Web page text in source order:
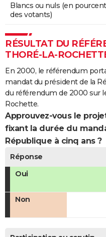
Blancs ou nuls (en
des votants)
RÉSULTAT DU
THORÉ-LA-
En 2000, le référendum
mandat du président de la
du référendum de 2000 sur
Rochette.
Approuvez-vous le
fixant la durée du
République à cinq ans ?
Réponse
Oui
Non